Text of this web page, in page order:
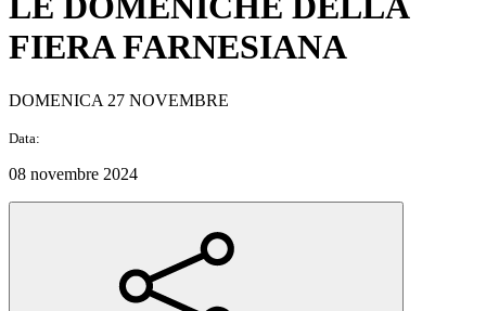
FIERA FARNESIANA
DOMENICA 27 NOVEMBRE
Data:
08 novembre 2024